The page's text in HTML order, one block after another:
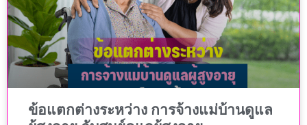
ข้อแตกต่างระหว่าง การจ้างแม่บ้านดูแล